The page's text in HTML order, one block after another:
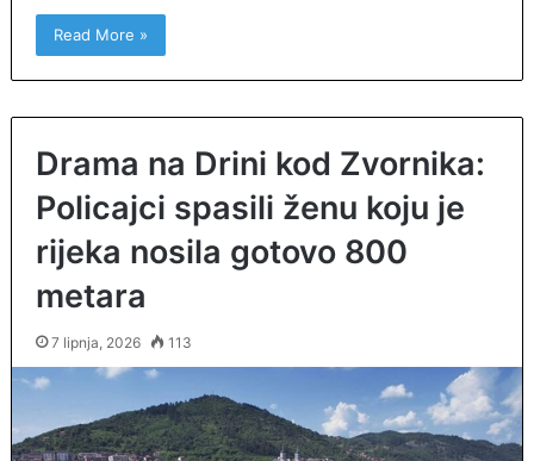
Read More »
Drama na Drini kod Zvornika:
Policajci spasili ženu koju je
rijeka nosila gotovo 800
metara
7 lipnja, 2026 113